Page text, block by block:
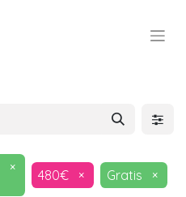
× 480€ × Gratis ×